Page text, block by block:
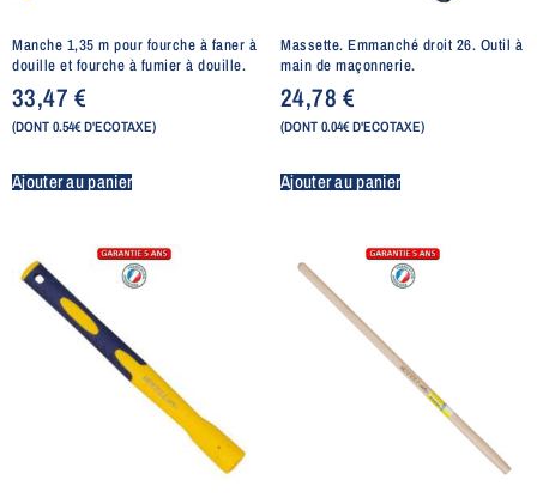
Manche 1,35 m pour fourche à faner à
douille et fourche à fumier à douille.
33,47€
(DONT 0.54€ D'ECOTAXE)
Ajouter au panier
Massette. Emmanché droit 26. Outil à
main de maçonnerie.
24,78€
(DONT 0.04€ D'ECOTAXE)
Ajouter au panier